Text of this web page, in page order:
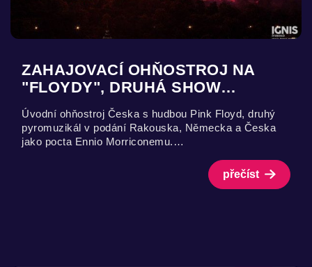
ZAHAJOVACÍ OHŇOSTROJ NA
"FLOYDY", DRUHÁ SHOW…
Úvodní ohňostroj Česka s hudbou Pink Floyd, druhý
pyromuzikál v podání Rakouska, Německa a Česka
jako pocta Ennio Morriconemu.…
přečíst